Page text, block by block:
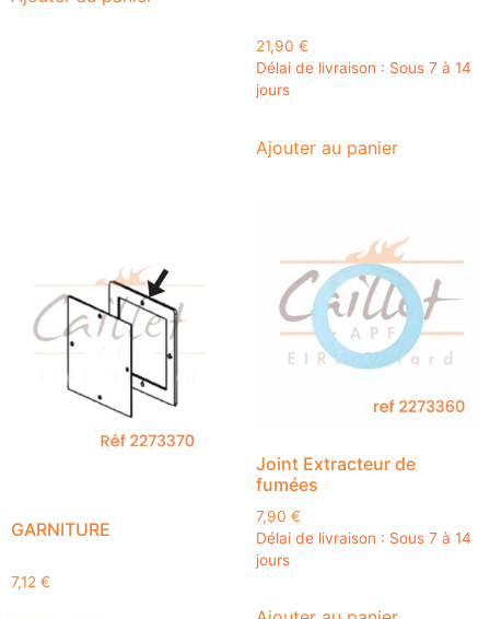
21,90 €
Délai de livraison : Sous 7 à 14
jours
Ajouter au panier
GARNITURE
7,12 €
Joint Extracteur de
fumées
7,90 €
Délai de livraison : Sous 7 à 14
jours